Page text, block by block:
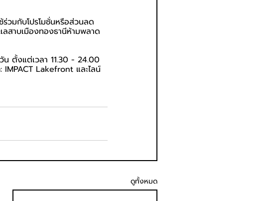
ร่วมกับโปรโมชั่นหรือส่วนลด
สาบเมืองทองธานีห้ามพลาด
น ตั้งแต่เวลา 11.30 - 24.00
Lakefront และไลน์
ดูทั้งหมด